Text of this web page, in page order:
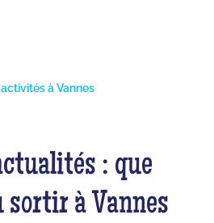
à Vannes
: que
sortir à Vannes